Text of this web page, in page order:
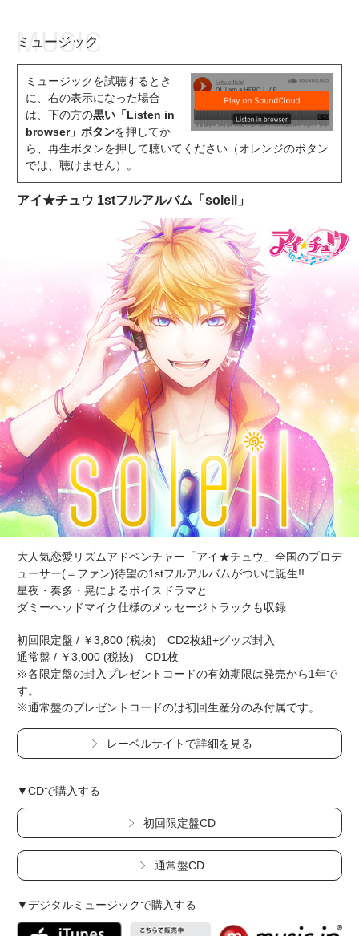
アイ★チュウとは
ユニット&キャラクター
アプリゲーム
イベント・キャンペーン
お知らせ
アイ★チュウとは
ユニット&キャラクター
アプリゲーム
ギャラリー
ミュージック
ミュージックを試聴するとき
に、右の表示になった場合
は、下の方の黒い「Listen in
browser」ボタンを押してか
ら、再生ボタンを押して聴いてください（オレンジのボタン
では、聴けません）。
アイ★チュウ 1stフルアルバム「soleil」
大人気恋愛リズムアドベンチャー「アイ★チュウ」全国のプロデ
ューサー(＝ファン)待望の1stフルアルバムがついに誕生!!
星夜・奏多・晃によるボイスドラマと
ダミーヘッドマイク仕様のメッセージトラックも収録
初回限定盤 / ￥3,800 (税抜) CD2枚組+グッズ封入
通常盤 / ￥3,000 (税抜) CD1枚
※各限定盤の封入プレゼントコードの有効期限は発売から1年で
す。
※通常盤のプレゼントコードのは初回生産分のみ付属です。
レーベルサイトで詳細を見る
▼CDで購入する
初回限定盤CD
通常盤CD
▼デジタルミュージックで購入する